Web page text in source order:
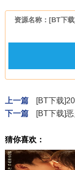
资源名称：[BT下
上一篇
[BT下载
下一篇
[BT下载]
猜你喜欢：